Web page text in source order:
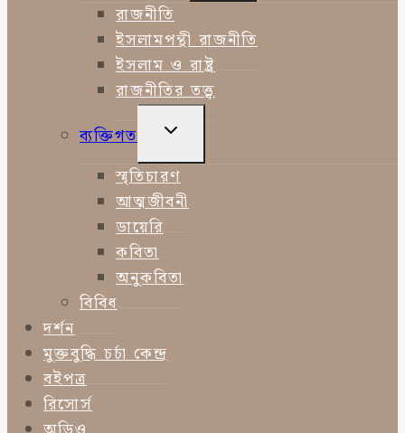
রাজনীতি
ইসলামপন্থী রাজনীতি
ইসলাম ও রাষ্ট্র
রাজনীতির তত্ত্ব
ব্যক্তিগত
TOGGLE
MENU
স্মৃতিচারণ
আত্মজীবনী
ডায়েরি
কবিতা
অনুকবিতা
বিবিধ
দর্শন
মুক্তবুদ্ধি চর্চা কেন্দ্র
বইপত্র
রিসোর্স